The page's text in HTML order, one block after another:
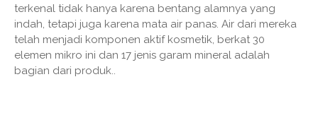
terkenal tidak hanya karena bentang alamnya yang
indah, tetapi juga karena mata air panas. Air dari mereka
telah menjadi komponen aktif kosmetik, berkat 30
elemen mikro ini dan 17 jenis garam mineral adalah
bagian dari produk..